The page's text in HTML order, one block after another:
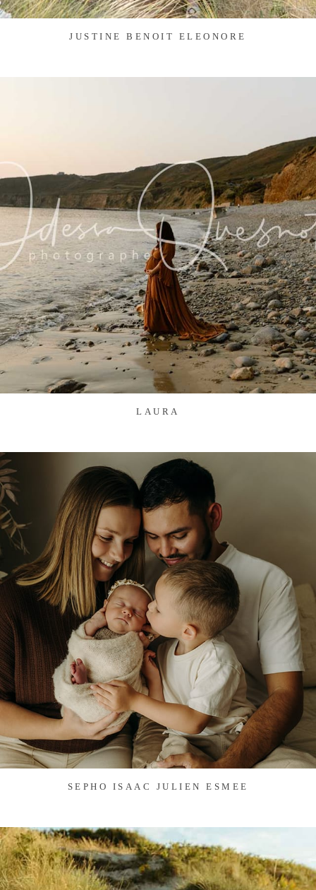
JUSTINE BENOIT ELEONORE
LAURA
SEPHO ISAAC JULIEN ESMEE